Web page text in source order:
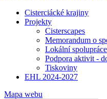
Cisterciácké krajiny
Projekty
Cisterscapes
Memorandum o
Lokální spolupráce
Podpora aktivit -
Tiskoviny
EHL 2024-2027
Mapa webu